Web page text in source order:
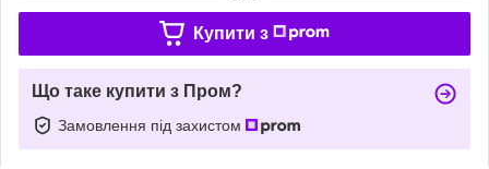
Купити з
Що таке купити з Пром?
Замовлення під захистом